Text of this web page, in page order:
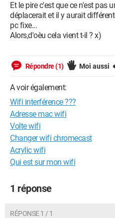
Et le pire c'est que ce n'est pas
déplacerait et il y aurait
pc fixe...
Alors,d'oèu cela vient t-il ? x)
Répondre (1) Moi aussi
A voir également:
Wifi interférence ???
Adresse mac wifi
Volte wifi
Changer wifi chromecast
Acrylic wifi
Qui est sur mon wifi
1 réponse
RÉPONSE 1 / 1